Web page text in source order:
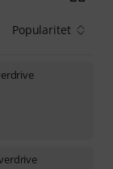
Popularitet